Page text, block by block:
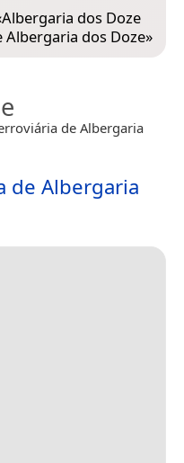
Albergaria dos Doze
Albergaria dos Doze»
de Albergaria
de Albergaria